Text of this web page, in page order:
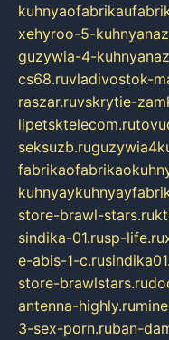
xehyroo-5-
guzywia-4-
cs68.ruvladivostok-
raszar.ruvskrytie-
lipetsktelecom.ru
seksuzb.ru
store-brawl-stars.ru
sindika-01.rusp-life.ru
e-abis-1-c.ru
store-brawlstars.ru
antenna-highly.ru
3-sex-porn.ruban-